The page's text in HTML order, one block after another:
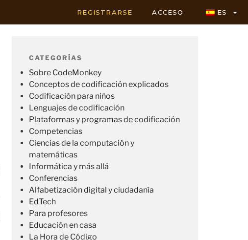
REGISTRARSE ACCESO ES
CATEGORÍAS
Sobre CodeMonkey
Conceptos de codificación explicados
Codificación para niños
Lenguajes de codificación
Plataformas y programas de codificación
Competencias
Ciencias de la computación y
matemáticas
Informática y más allá
Conferencias
Alfabetización digital y ciudadanía
EdTech
Para profesores
Educación en casa
La Hora de Código